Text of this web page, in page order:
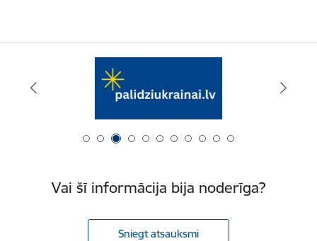
Vai šī informācija bija noderīga?
Sniegt atsauksmi